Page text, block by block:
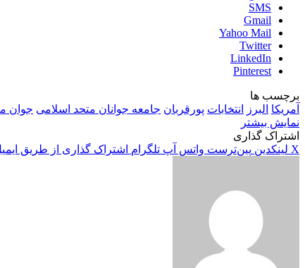
SMS
Gmail
Yahoo Mail
Twitter
LinkedIn
Pinterest
برچسب ها
آمریکا البرز انتخابات پورقربان جامعه جوانان متحد اسلامی جوان
نمایش بیشتر
اشتراک گذاری
X لینکدین ‫پین‌ترست واتس آپ تلگرام اشتراک گذاری از طریق